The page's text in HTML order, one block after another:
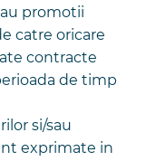
promotii
catre oricare
contracte
de timp
si/sau
exprimate in